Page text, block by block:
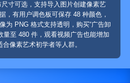
寸可选，支持导入图片创建像素艺
，有用户调色板可保存 48 种颜色，
为 PNG 格式支持透明，购买“广告卸
量至 480 件，观看视频广告也能增加
像素艺术初学者等人群。